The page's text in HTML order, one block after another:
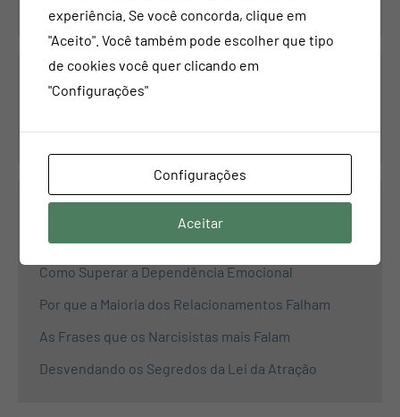
Pesquisar
Propósito
Como Superar a Dependência Emocional
Por que a Maioria dos Relacionamentos Falham
As Frases que os Narcisistas mais Falam
Desvendando os Segredos da Lei da Atração
experiência. Se você concorda, clique em
"Aceito". Você também pode escolher que tipo
de cookies você quer clicando em
"Configurações"
Configurações
Aceitar